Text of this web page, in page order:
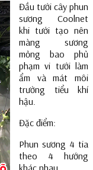
Đầu tưới cây phun
sương Coolnet
khi tưới tạo nên
màng sương
mỏng bao phủ
phạm vi tưới làm
ẩm và mát môi
trường tiểu khí
hậu.
Đặc điểm:
Phun sương 4 tia
theo 4 hướng